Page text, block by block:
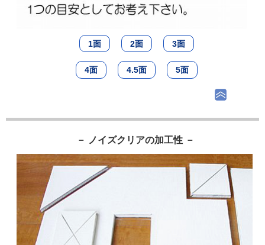
1面 2面 3面
4面 4.5面 5面
－ ノイズクリアの加工性 －